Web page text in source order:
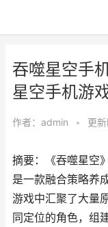
吞噬星空手
星空手机游
作者： admin • 更
摘要：《吞噬星空
是一款融合策略养
游戏中汇聚了大量
同定位的角色，组